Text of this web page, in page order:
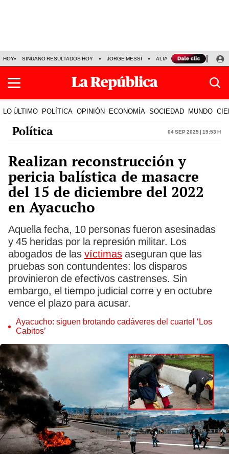
HOY SINUANO RESULTADOS HOY JORGE MESSI ALIANZA LIMA VS SPORT
LO ÚLTIMO POLÍTICA OPINIÓN ECONOMÍA SOCIEDAD MUNDO
Política 04 Sep 2025 | 19:53 h
Realizan reconstrucción y
pericia balística de masacre
del 15 de diciembre del 2022
en Ayacucho
Aquella fecha, 10 personas fueron asesinadas
y 45 heridas por la represión militar. Los
abogados de las víctimas aseguran que las
pruebas son contundentes: los disparos
provinieron de efectivos castrenses. Sin
embargo, el tiempo judicial corre y en octubre
vence el plazo para acusar.
Ayacucho: siguen brotando cadáveres del cuartel ‘Los
Cabitos’